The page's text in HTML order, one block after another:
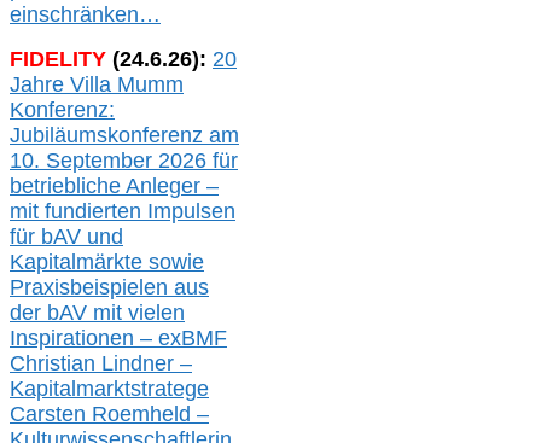
einschränken…
FIDELITY (24.6.26): 20
Jahre Villa Mumm
Konferenz:
Jubiläumskonferenz am
10. September 2026 für
betriebliche Anleger –
mit fundierten Impulsen
für bAV und
Kapitalmärkte sowie
Praxisbeispielen aus
der bAV mit vielen
Inspirationen – exBMF
Christian Lindner –
Kapitalmarktstratege
Carsten Roemheld –